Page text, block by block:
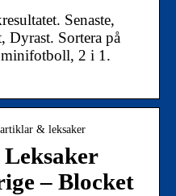
Senaste,
Dyrast. Sortera på
minifotboll, 2 i 1.
& leksaker
– Blocket